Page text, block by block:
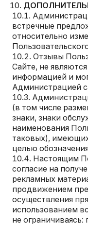
встречные
относительно
Отзывы
Сайте, не
информацией и
Администрацией
(в том числе
знаки, знаки
наименования
таковых),
целью
Настоящим
согласие на
рекламных
продвижением
осуществления
использованием
не